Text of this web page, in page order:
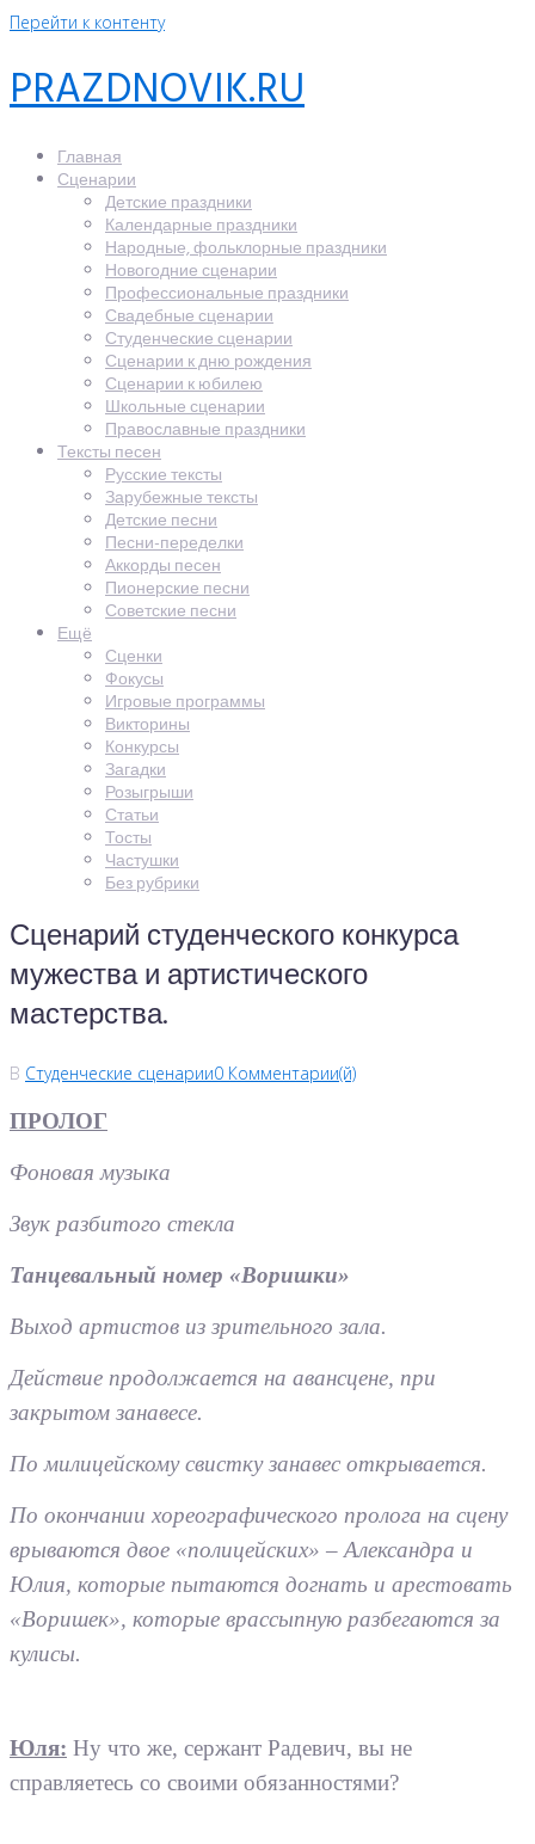
Перейти к контенту
PRAZDNOVIK.RU
Главная
Сценарии
Детские праздники
Календарные праздники
Народные, фольклорные праздники
Новогодние сценарии
Профессиональные праздники
Свадебные сценарии
Студенческие сценарии
Сценарии к дню рождения
Сценарии к юбилею
Школьные сценарии
Православные праздники
Тексты песен
Русские тексты
Зарубежные тексты
Детские песни
Песни-переделки
Аккорды песен
Пионерские песни
Советские песни
Ещё
Сценки
Фокусы
Игровые программы
Викторины
Конкурсы
Загадки
Розыгрыши
Статьи
Тосты
Частушки
Без рубрики
Сценарий студенческого конкурса
мужества и артистического
мастерства.
В Студенческие сценарии0 Комментарии(й)
ПРОЛОГ
Фоновая музыка
Звук разбитого стекла
Танцевальный номер «Воришки»
Выход артистов из зрительного зала.
Действие продолжается на авансцене, при
закрытом занавесе.
По милицейскому свистку занавес открывается.
По окончании хореографического пролога на сцену
врываются двое «полицейских» – Александра и
Юлия, которые пытаются догнать и арестовать
«Воришек», которые врассыпную разбегаются за
кулисы.
Юля: Ну что же, сержант Радевич, вы не
справляетесь со своими обязанностями?